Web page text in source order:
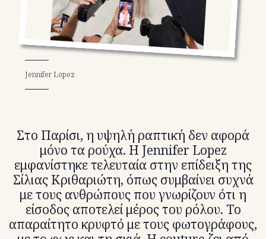
Jennifer Lopez
Στο Παρίσι, η υψηλή ραπτική δεν αφορά
μόνο τα ρούχα. Η Jennifer Lopez
εμφανίστηκε τελευταία στην επίδειξη της
Σίλιας Κριθαριώτη, όπως συμβαίνει συχνά
με τους ανθρώπους που γνωρίζουν ότι η
είσοδος αποτελεί μέρος του ρόλου. Το
απαραίτητο κρυφτό με τους φωτογράφους,